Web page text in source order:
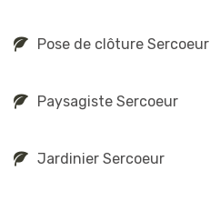
Pose de clôture Sercoeur
Paysagiste Sercoeur
Jardinier Sercoeur